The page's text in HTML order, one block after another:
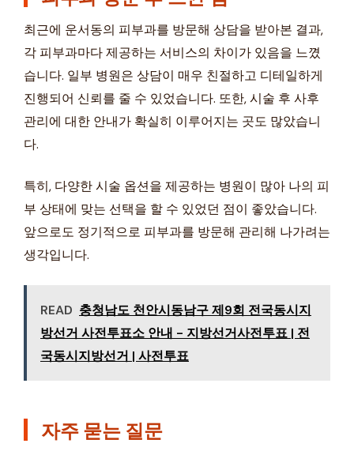
최근에 운서동의 피부과를 방문해 상담을 받아본 결과,
각 피부과마다 제공하는 서비스의 차이가 있음을 느꼈
습니다. 일부 병원은 상담이 매우 친절하고 디테일하게
진행되어 신뢰를 줄 수 있었습니다. 또한, 시술 후 사후
관리에 대한 안내가 확실히 이루어지는 곳도 많았습니
다.
특히, 다양한 시술 옵션을 제공하는 병원이 많아 나의 피
부 상태에 맞는 선택을 할 수 있었던 점이 좋았습니다.
앞으로도 정기적으로 피부과를 방문해 관리해 나가려는
생각입니다.
READ 충청남도 천안시동남구 제9회 전국동시지
방선거 사전투표소 안내 - 지방선거사전투표 | 전
국동시지방선거 | 사전투표
자주 묻는 질문